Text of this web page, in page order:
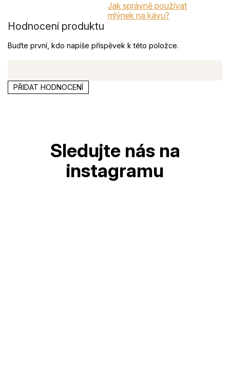
Jak správně používat
mlýnek na kávu?
Hodnocení produktu
Buďte první, kdo napíše příspěvek k této položce.
PŘIDAT HODNOCENÍ